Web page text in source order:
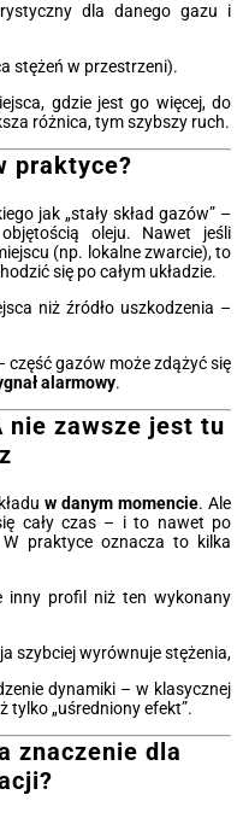
dla danego gazu i
stężeń w przestrzeni).
gdzie jest go więcej, do
różnica, tym szybszy ruch.
praktyce?
jak „stały skład gazów” –
oleju. Nawet jeśli
(np. lokalne zwarcie), to
się po całym układzie.
niż źródło uszkodzenia –
część gazów może zdążyć się
alarmowy.
nie zawsze jest tu
w danym momencie. Ale
cały czas – i to nawet po
praktyce oznacza to kilka
inny profil niż ten wykonany
szybciej wyrównuje stężenia,
dynamiki – w klasycznej
tylko „uśredniony efekt”.
znaczenie dla